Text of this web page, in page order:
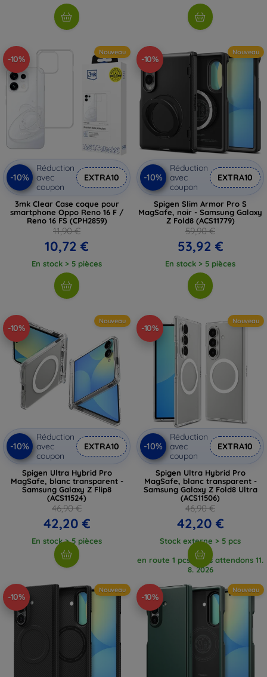
-10%
Nouveau
-10%
Réduction
avec
coupon
EXTRA10
3mk Clear Case coque pour
smartphone Oppo Reno 16 F /
Reno 16 FS (CPH2859)
11,90 €
10,72 €
En stock > 5 pièces
-10%
Nouveau
-10%
Réduction
avec
coupon
EXTRA10
Spigen Slim Armor Pro S
MagSafe, noir - Samsung Galaxy
Z Fold8 (ACS11779)
59,90 €
53,92 €
En stock > 5 pièces
-10%
Nouveau
-10%
Réduction
avec
coupon
EXTRA10
Spigen Ultra Hybrid Pro
MagSafe, blanc transparent -
Samsung Galaxy Z Flip8
(ACS11524)
46,90 €
42,20 €
En stock > 5 pièces
-10%
Nouveau
-10%
Réduction
avec
coupon
EXTRA10
Spigen Ultra Hybrid Pro
MagSafe, blanc transparent -
Samsung Galaxy Z Fold8 Ultra
(ACS11506)
46,90 €
42,20 €
Stock externe > 5 pcs
en route 1 pcs, nous attendons 11.
8. 2026
-10%
Nouveau
-10%
Nouveau